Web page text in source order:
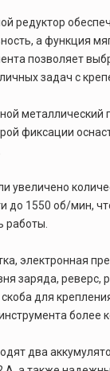
редуктор
а функция
позволяет
задач с
металлический
фиксации
увеличено
до 1550 об/мин,
работы.
электронная
заряда, реверс,
скоба для
более
два